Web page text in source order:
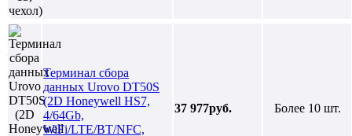
Терминал сбора
данных Urovo DT50S
(2D Honeywell HS7,
4/64Gb,
WiFi/LTE/BT/NFC,
37 977руб. Более 10 шт.